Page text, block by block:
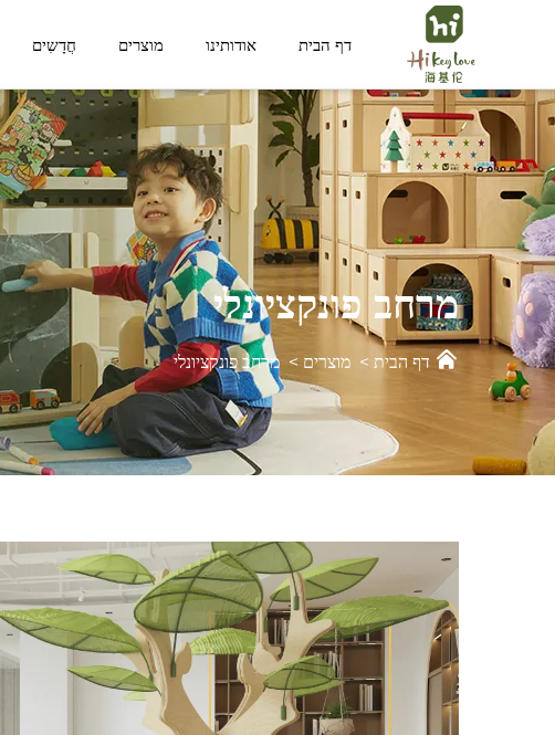
דף הבית אודותינו מוצרים
מרחב פונקציונלי
מרחב לילד
חֲדָשִים
מרחב פונקציונלי
דף הבית > מוצרים >מרחב פונקציונלי